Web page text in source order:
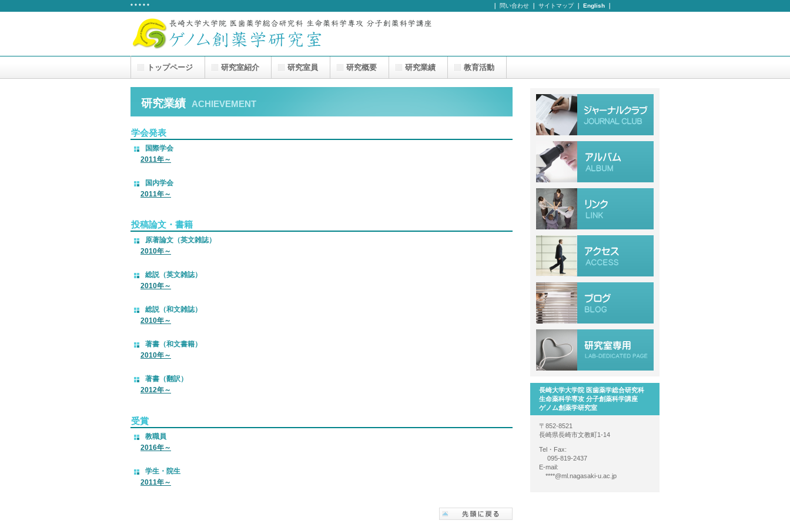
* * * * * 問い合わせ サイトマップ English
研究業績 ACHIEVEMENT
学会発表
国際学会
2011年～
国内学会
2011年～
投稿論文・書籍
原著論文（英文雑誌）
2010年～
総説（英文雑誌）
2010年～
総説（和文雑誌）
2010年～
著書（和文書籍）
2010年～
著書（翻訳）
2012年～
受賞
教職員
2016年～
学生・院生
2011年～
トップページ 研究室紹介 研究室員 研究概要 研究業績 教育活動
長崎大学大学院 医歯薬学総合研究科
生命薬科学専攻 分子創薬科学講座
ゲノム創薬学研究室
〒852-8521
長崎県長崎市文教町1-14
Tel・Fax:
095-819-2437
E-mail:
****@ml.nagasaki-u.ac.jp